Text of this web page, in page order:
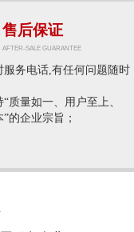
售后保证
AFTER-SALE GUARANTEE
服务电话,有任何问题随时
质量如一、用户至上、
的企业宗旨；